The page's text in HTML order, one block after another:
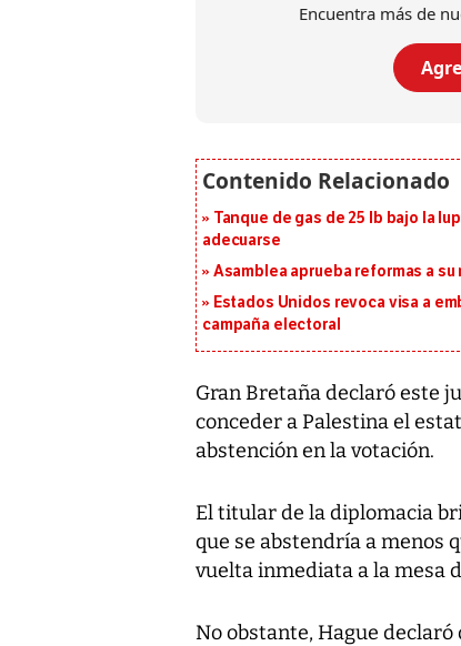
Encuentra más de
Tanque de gas de 25 lb bajo la
adecuarse
Asamblea aprueba reformas a
Estados Unidos revoca visa a
campaña electoral
Gran Bretaña declaró este
conceder a Palestina el
abstención en la votación.
El titular de la diplomacia
que se abstendría a menos
vuelta inmediata a la mesa
No obstante, Hague declaró